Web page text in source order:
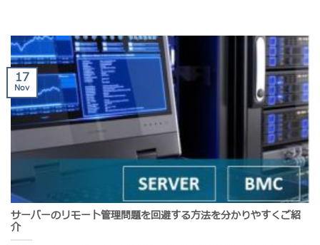
サーバーのリモート管理問題を回避する方法を分かりやすくご紹
介
17
Nov